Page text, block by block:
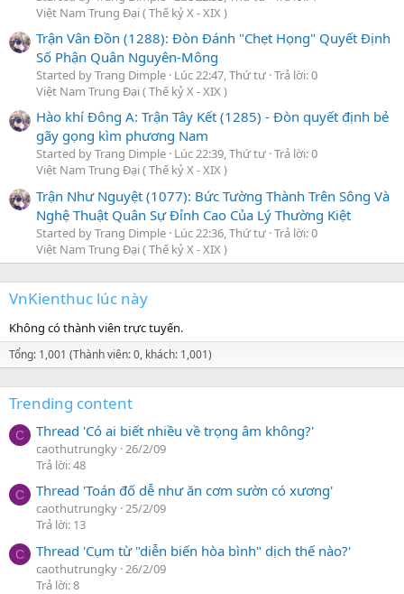
Việt Nam Trung Đại ( Thế kỷ X - XIX )
Trận Vân Đồn (1288): Đòn Đánh "Chẹt Họng" Quyết Định
Số Phận Quân Nguyên-Mông
Started by Trang Dimple Lúc 22:47, Thứ tư Trả lời: 0
Việt Nam Trung Đại ( Thế kỷ X - XIX )
Hào khí Đông A: Trận Tây Kết (1285) - Đòn quyết định bẻ
gãy gọng kìm phương Nam
Started by Trang Dimple Lúc 22:39, Thứ tư Trả lời: 0
Việt Nam Trung Đại ( Thế kỷ X - XIX )
Trận Như Nguyệt (1077): Bức Tường Thành Trên Sông Và
Nghệ Thuật Quân Sự Đỉnh Cao Của Lý Thường Kiệt
Started by Trang Dimple Lúc 22:36, Thứ tư Trả lời: 0
Việt Nam Trung Đại ( Thế kỷ X - XIX )
VnKienthuc lúc này
Không có thành viên trực tuyến.
Tổng: 1,001 (Thành viên: 0, khách: 1,001)
Trending content
C Thread 'Có ai biết nhiều về trọng âm không?'
caothutrungky 26/2/09
Trả lời: 48
C Thread 'Toán đố dễ như ăn cơm sườn có xương'
caothutrungky 25/2/09
Trả lời: 13
C Thread 'Cụm từ "diễn biến hòa bình" dịch thế nào?'
caothutrungky 26/2/09
Trả lời: 8